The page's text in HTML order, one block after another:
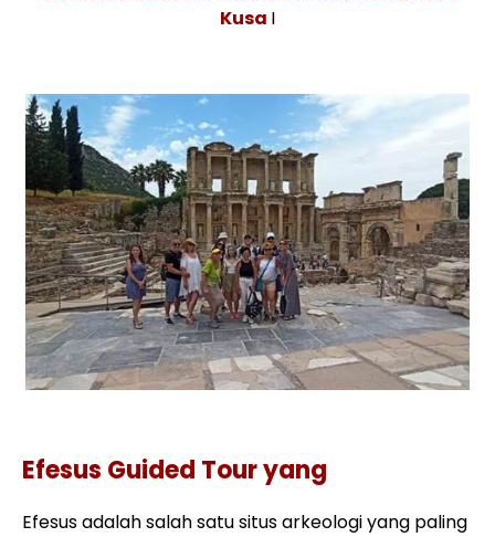
Kusa I
Efesus Guided Tour yang
Efesus adalah salah satu situs arkeologi yang paling